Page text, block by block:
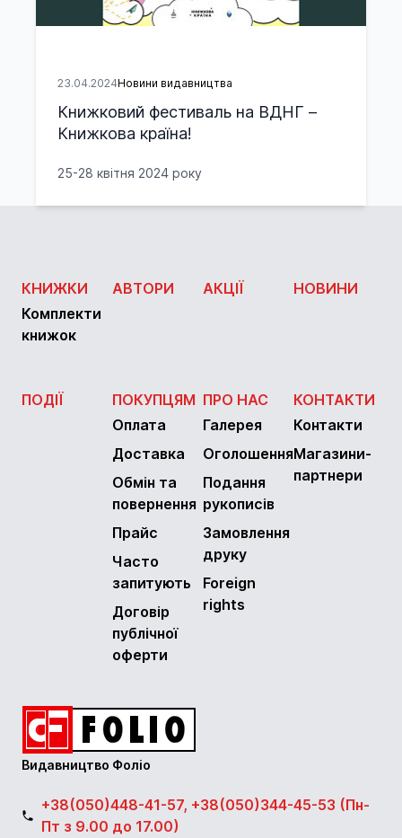
23.04.2024Новини видавництва
Книжковий фестиваль на ВДНГ –
Книжкова країна!
25-28 квітня 2024 року
КНИЖКИ
Комплекти
книжок
АВТОРИ АКЦІЇ НОВИНИ
ПОДІЇ
ПОКУПЦЯМ
Оплата
Доставка
Обмін та
повернення
Прайс
Часто
запитують
Договір
публічної
оферти
ПРО НАС
Галерея
Оголошення
Подання
рукописів
Замовлення
друку
Foreign
rights
КОНТАКТИ
Контакти
Магазини-
партнери
Видавництво Фоліо
+38(050)448-41-57, +38(050)344-45-53 (Пн-
Пт з 9.00 до 17.00)